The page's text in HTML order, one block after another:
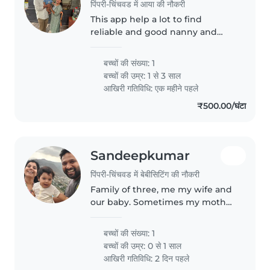
पिंपरी-चिंचवड में आया की नौकरी
This app help a lot to find
reliable and good nanny and
बच्चों की संख्या: 1
बच्चों की उम्र:1 से 3 साल
आखिरी गतिविधि: एक महीने पहले
₹500.00/घंटा
Sandeepkumar
पिंपरी-चिंचवड में बेबीसिटिंग की नौकरी
Family of three, me my wife and
our baby. Sometimes my mother
Both are working but stays at
home.
बच्चों की संख्या: 1
बच्चों की उम्र:0 से 1 साल
आखिरी गतिविधि: 2 दिन पहले